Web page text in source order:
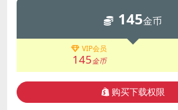
145金币
VIP会员
145金币
购买下载权限